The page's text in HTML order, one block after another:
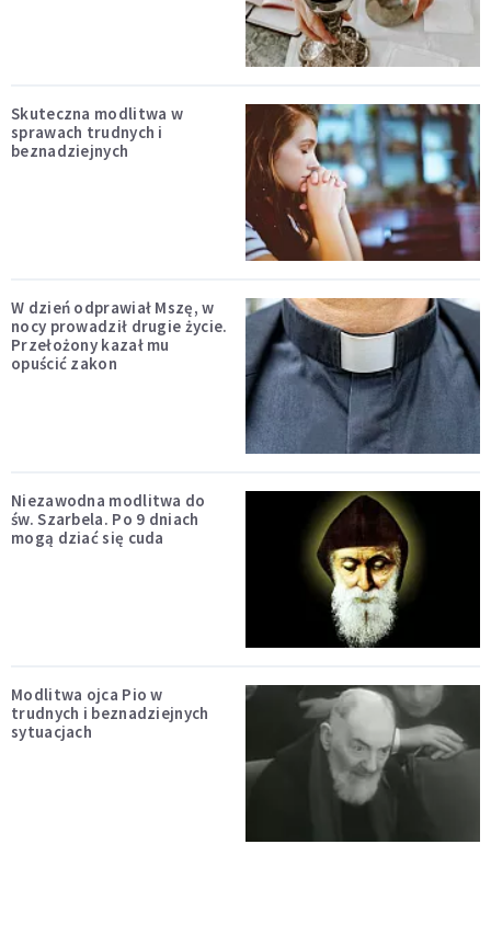
Skuteczna modlitwa w
sprawach trudnych i
beznadziejnych
W dzień odprawiał Mszę, w
nocy prowadził drugie życie.
Przełożony kazał mu
opuścić zakon
Niezawodna modlitwa do
św. Szarbela. Po 9 dniach
mogą dziać się cuda
Modlitwa ojca Pio w
trudnych i beznadziejnych
sytuacjach